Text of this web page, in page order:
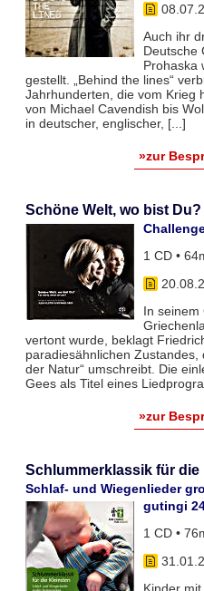
Auch ihr
Deutsche
Prohaska
gestellt. „Behind the lines“
Jahrhunderten, die vom Krieg
von Michael Cavendish bis
in deutscher, englischer, [...]
»zur
Schöne Welt, wo bist Du?
1 CD •
In seinem
vertont wurde, beklagt
paradiesähnlichen Zustandes,
der Natur“ umschreibt. Die
Gees als Titel eines
»zur
Schlummerklassik für die
Schlaf- und Wiegenlieder
gutingi
1 CD •